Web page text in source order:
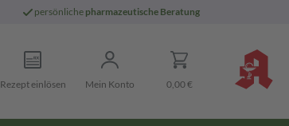
persönliche pharmazeutische Beratung
Rezept einlösen Mein Konto 0,00 €